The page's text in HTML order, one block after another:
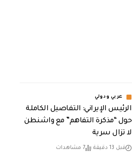
عربي ودولي
الرئيس الإيراني: التفاصيل الكاملة
حول “مذكرة التفاهم” مع واشنطن
لا تزال سرية
قبل 13 دقيقة 7 مشاهدات